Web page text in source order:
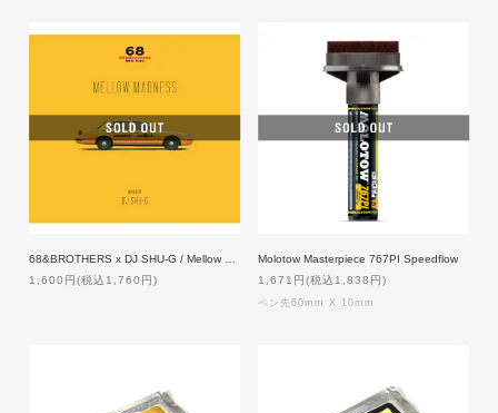
1,600円(税込1,760円)
Molotow Masterpiece 767PI Speedflow
1,671円(税込1,838円)
ペン先60mm X 10mm